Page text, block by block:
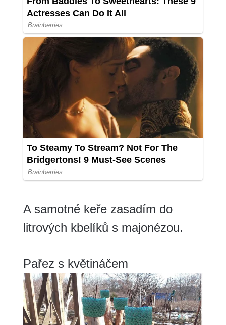
A samotné keře zasadím do
litrových kbelíků s majonézou.
Pařez s květináčem